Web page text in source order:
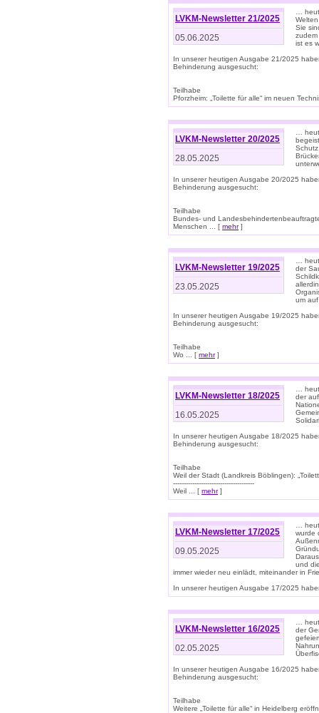
LVKM-Newsletter 21/2025
05.06.2025
…
Sie
ist es
In unserer heutigen Ausgabe 21/2025
Behinderung ausgesucht:
Teilhabe
Pforzheim: „Toilette für alle“ im neuen
LVKM-Newsletter 20/2025
28.05.2025
…
In unserer heutigen Ausgabe 20/2025
Behinderung ausgesucht:
Teilhabe
Bundes- und
Menschen ... [ mehr]
LVKM-Newsletter 19/2025
23.05.2025
…
der
um
In unserer heutigen Ausgabe 19/2025
Behinderung ausgesucht:
Teilhabe
Wo ... [ mehr]
LVKM-Newsletter 18/2025
16.05.2025
…
der
In unserer heutigen Ausgabe 18/2025
Behinderung ausgesucht:
Teilhabe
Weil der Stadt (Landkreis Böblingen):
--------------------------------------
Weil ... [ mehr]
LVKM-Newsletter 17/2025
09.05.2025
…
wurde
und
immer wieder neu einlädt, miteinander in
In unserer heutigen Ausgabe 17/2025
LVKM-Newsletter 16/2025
02.05.2025
…
der
In unserer heutigen Ausgabe 16/2025
Behinderung ausgesucht:
Teilhabe
Weitere „Toilette für alle“ in Heidelberg